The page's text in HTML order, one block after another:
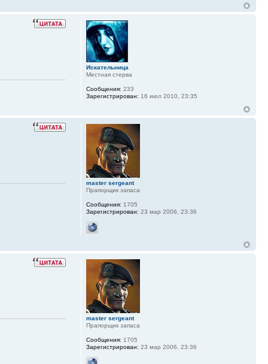
Искательница
Местная стерва
Сообщения: 233
Зарегистрирован: 16 июл 2010, 23:35
master sergeant
Прапорщик запаса
Сообщения: 1705
Зарегистрирован: 23 мар 2006, 23:36
master sergeant
Прапорщик запаса
Сообщения: 1705
Зарегистрирован: 23 мар 2006, 23:36